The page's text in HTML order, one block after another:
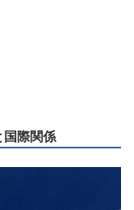
国際関係